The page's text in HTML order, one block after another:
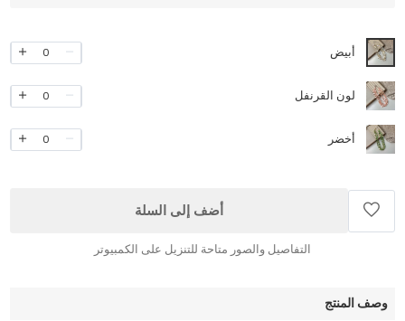
أبيض 0
لون القرنفل 0
أخضر 0
أضف إلى السلة
التفاصيل والصور متاحة للتنزيل على الكمبيوتر
وصف المنتج